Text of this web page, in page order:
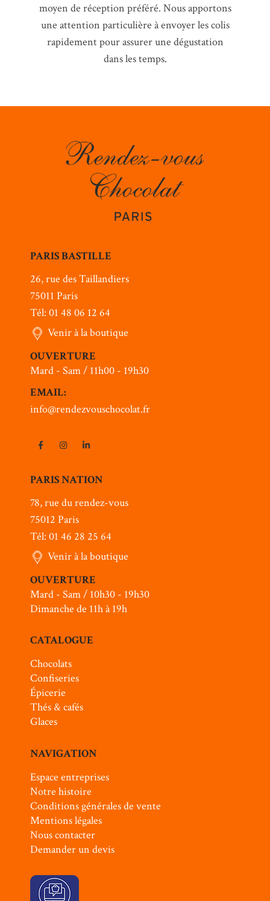
moyen de réception préféré. Nous apportons
une attention particulière à envoyer les colis
rapidement pour assurer une dégustation
dans les temps.
PARIS BASTILLE
26, rue des Taillandiers
75011 Paris
Tél: 01 48 06 12 64
Venir à la boutique
OUVERTURE
Mard - Sam / 11h00 - 19h30
EMAIL:
info@rendezvouschocolat.fr
PARIS NATION
78, rue du rendez-vous
75012 Paris
Tél: 01 46 28 25 64
Venir à la boutique
OUVERTURE
Mard - Sam / 10h30 - 19h30
Dimanche de 11h à 19h
CATALOGUE
Chocolats
Confiseries
Épicerie
Thés & cafés
Glaces
NAVIGATION
Espace entreprises
Notre histoire
Conditions générales de vente
Mentions légales
Nous contacter
Demander un devis